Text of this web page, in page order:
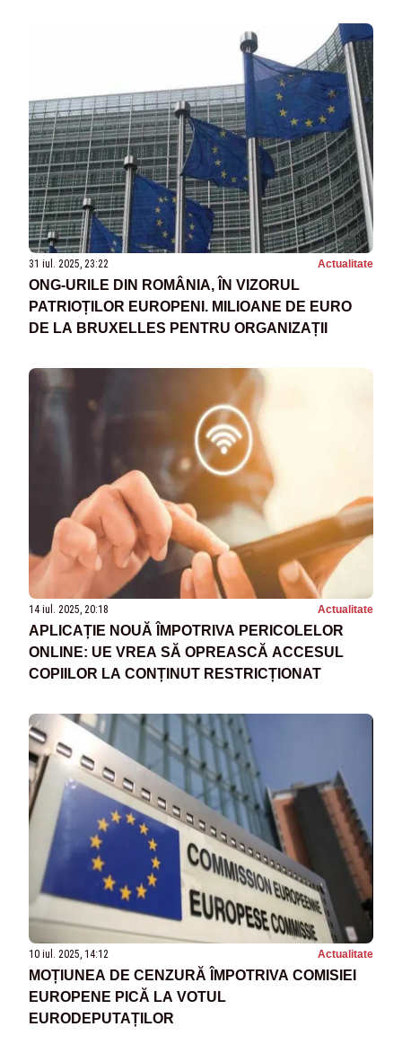
31 iul. 2025, 23:22 Actualitate
ONG-URILE DIN ROMÂNIA, ÎN VIZORUL
PATRIOȚILOR EUROPENI. MILIOANE DE EURO
DE LA BRUXELLES PENTRU ORGANIZAȚII
14 iul. 2025, 20:18 Actualitate
APLICAȚIE NOUĂ ÎMPOTRIVA PERICOLELOR
ONLINE: UE VREA SĂ OPREASCĂ ACCESUL
COPIILOR LA CONȚINUT RESTRICȚIONAT
10 iul. 2025, 14:12 Actualitate
MOȚIUNEA DE CENZURĂ ÎMPOTRIVA COMISIEI
EUROPENE PICĂ LA VOTUL
EURODEPUTAȚILOR